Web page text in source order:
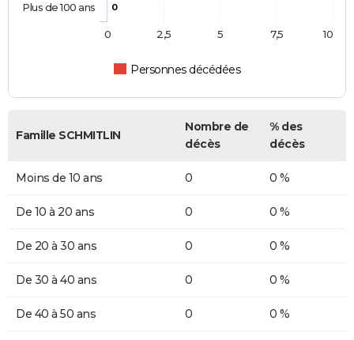
0
Personnes décédées
Plus de 100 ans
0 10
2,5 5 7,5
Famille SCHMITLIN
Nombre de
décès
% des
décès
Moins de 10 ans 0 0 %
De 10 à 20 ans 0 0 %
De 20 à 30 ans 0 0 %
De 30 à 40 ans 0 0 %
De 40 à 50 ans 0 0 %